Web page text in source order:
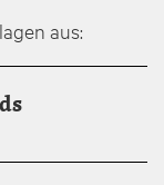
aus: